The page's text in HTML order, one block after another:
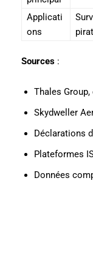
Applicati
ons
Sources :
Thales
Skydweller
Déclarations
Plateformes
Données